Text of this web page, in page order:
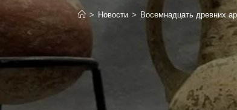
> Новости > Восемнадцать древних